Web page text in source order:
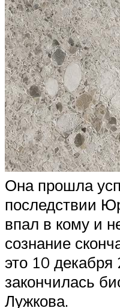
Она прошла
последствии
впал в кому и
сознание
это 10 декабря
закончилась
Лужкова.